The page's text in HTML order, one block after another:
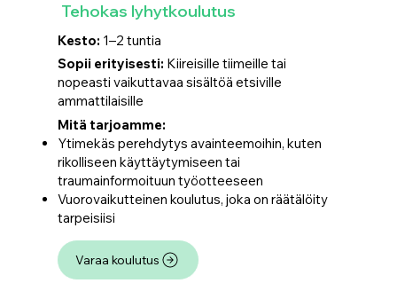
Tehokas lyhytkoulutus
Kesto: 1–2 tuntia
Sopii erityisesti: Kiireisille tiimeille tai
nopeasti vaikuttavaa sisältöä etsiville
ammattilaisille
Mitä tarjoamme:
Ytimekäs perehdytys avainteemoihin, kuten
rikolliseen käyttäytymiseen tai
traumainformoituun työotteeseen
Vuorovaikutteinen koulutus, joka on räätälöity
tarpeisiisi
Varaa koulutus